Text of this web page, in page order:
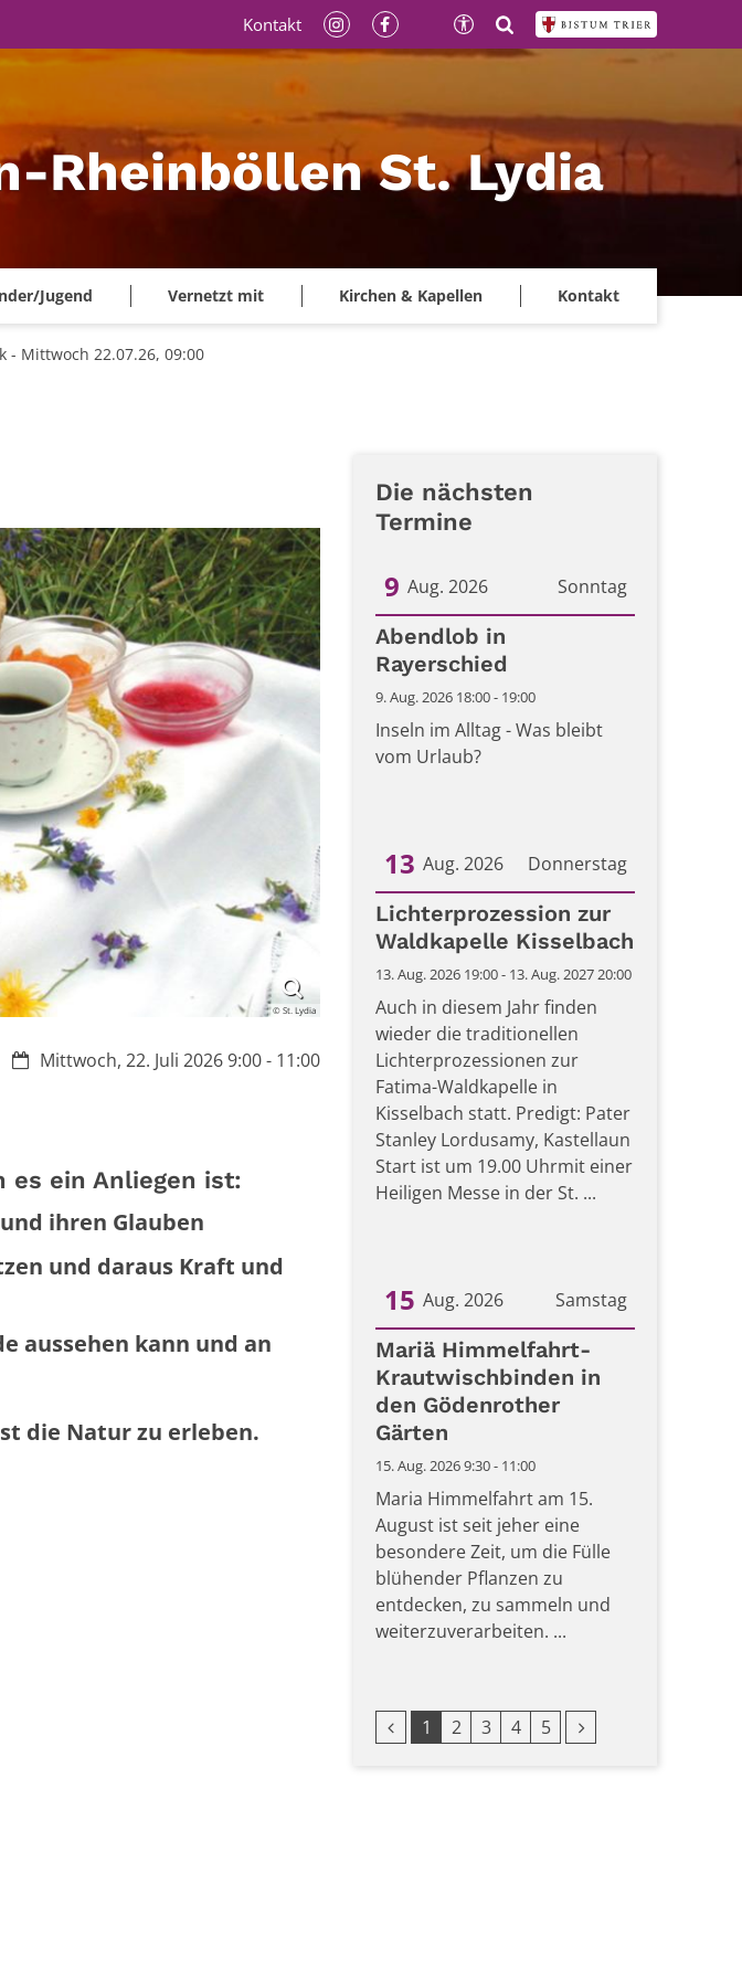
Rheinböllen St. Lydia
Jugend Vernetzt mit Kirchen & Kapellen Kontakt
Kontakt
- Mittwoch 22.07.26, 09:00
© St. Lydia
Datum:Mittwoch, 22. Juli 2026 9:00 - 11:00
es ein Anliegen ist:
ihren Glauben
und daraus Kraft und
aussehen kann und an
die Natur zu erleben.
Die nächsten
Termine
Sonntag
9 Aug. 2026
Datum: 9. August 2026
Abendlob in
Rayerschied
9. Aug. 2026 18:00 - 19:00
Inseln im Alltag - Was bleibt
vom Urlaub?
Donnerstag
13 Aug. 2026
Datum: 13. August 2026
Lichterprozession zur
Waldkapelle Kisselbach
13. Aug. 2026 19:00 - 13. Aug. 2027 20:00
Auch in diesem Jahr finden
wieder die traditionellen
Lichterprozessionen zur
Fatima-Waldkapelle in
Kisselbach statt. Predigt: Pater
Stanley Lordusamy, Kastellaun
Start ist um 19.00 Uhrmit einer
Heiligen Messe in der St. ...
Samstag
15 Aug. 2026
Datum: 15. August 2026
Mariä Himmelfahrt-
Krautwischbinden in
den Gödenrother
Gärten
15. Aug. 2026 9:30 - 11:00
Maria Himmelfahrt am 15.
August ist seit jeher eine
besondere Zeit, um die Fülle
blühender Pflanzen zu
entdecken, zu sammeln und
weiterzuverarbeiten. ...
Vorherige Seite
1 2 3 4 5 Nächste Seite